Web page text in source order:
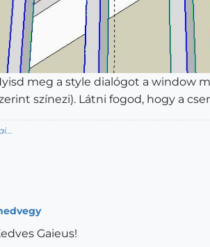
meg a style dialógot a window
színezi). Látni fogod, hogy a
Gaieus!